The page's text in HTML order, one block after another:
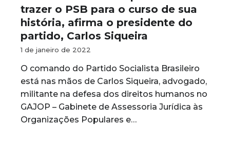
trazer o PSB para o curso de sua
história, afirma o presidente do
partido, Carlos Siqueira
1 de janeiro de 2022
O comando do Partido Socialista Brasileiro
está nas mãos de Carlos Siqueira, advogado,
militante na defesa dos direitos humanos no
GAJOP – Gabinete de Assessoria Jurídica às
Organizações Populares e…